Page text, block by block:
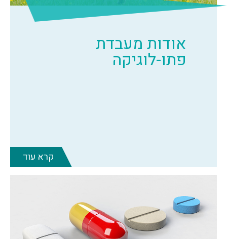
אודות מעבדת
פתו-לוגיקה
קרא עוד